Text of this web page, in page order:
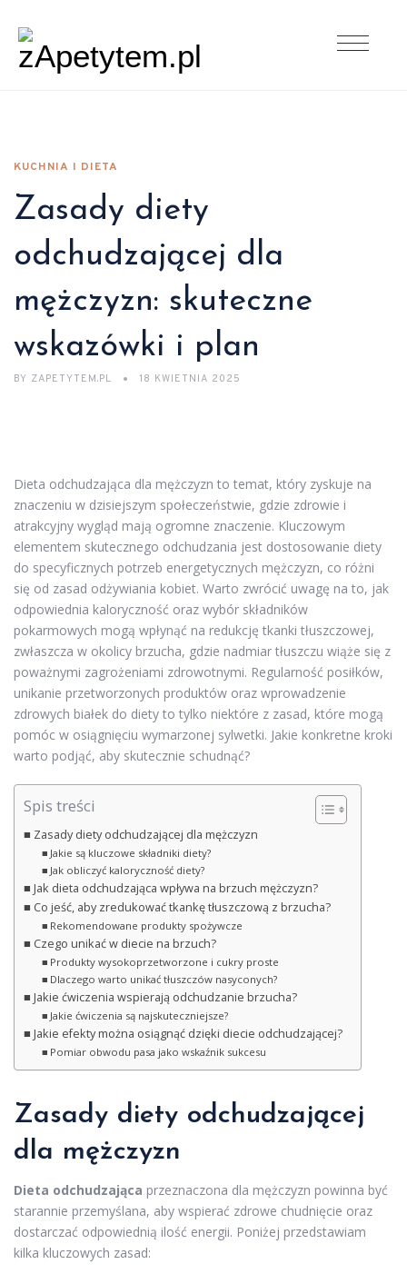
KUCHNIA I DIETA
Zasady diety
odchudzającej dla
mężczyzn: skuteczne
wskazówki i plan
BY ZAPETYTEM.PL 18 KWIETNIA 2025
Dieta odchudzająca dla mężczyzn to temat, który zyskuje na
znaczeniu w dzisiejszym społeczeństwie, gdzie zdrowie i
atrakcyjny wygląd mają ogromne znaczenie. Kluczowym
elementem skutecznego odchudzania jest dostosowanie diety
do specyficznych potrzeb energetycznych mężczyzn, co różni
się od zasad odżywiania kobiet. Warto zwrócić uwagę na to, jak
odpowiednia kaloryczność oraz wybór składników
pokarmowych mogą wpłynąć na redukcję tkanki tłuszczowej,
zwłaszcza w okolicy brzucha, gdzie nadmiar tłuszczu wiąże się z
poważnymi zagrożeniami zdrowotnymi. Regularność posiłków,
unikanie przetworzonych produktów oraz wprowadzenie
zdrowych białek do diety to tylko niektóre z zasad, które mogą
pomóc w osiągnięciu wymarzonej sylwetki. Jakie konkretne kroki
warto podjąć, aby skutecznie schudnąć?
Spis treści
Zasady diety odchudzającej dla mężczyzn
Jakie są kluczowe składniki diety?
Jak obliczyć kaloryczność diety?
Jak dieta odchudzająca wpływa na brzuch mężczyzn?
Co jeść, aby zredukować tkankę tłuszczową z brzucha?
Rekomendowane produkty spożywcze
Czego unikać w diecie na brzuch?
Produkty wysokoprzetworzone i cukry proste
Dlaczego warto unikać tłuszczów nasyconych?
Jakie ćwiczenia wspierają odchudzanie brzucha?
Jakie ćwiczenia są najskuteczniejsze?
Jakie efekty można osiągnąć dzięki diecie odchudzającej?
Pomiar obwodu pasa jako wskaźnik sukcesu
Zasady diety odchudzającej
dla mężczyzn
Dieta odchudzająca przeznaczona dla mężczyzn powinna być
starannie przemyślana, aby wspierać zdrowe chudnięcie oraz
dostarczać odpowiednią ilość energii. Poniżej przedstawiam
kilka kluczowych zasad: